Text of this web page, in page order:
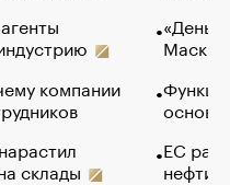
компании
склады
Маск в
основ
ЕС
нефти